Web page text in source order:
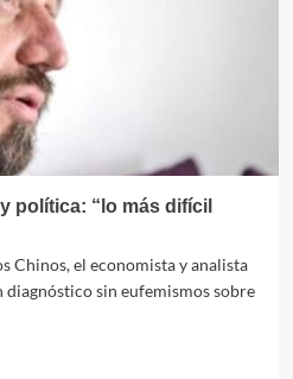
política: “lo más difícil
Chinos, el economista y analista
sin eufemismos sobre